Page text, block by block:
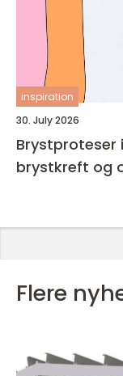
inspiration
30. July 2026
Brystproteser
brystkreft og
Flere